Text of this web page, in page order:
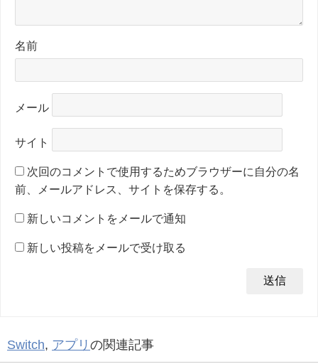
名前
メール
サイト
次回のコメントで使用するためブラウザーに自分の名
前、メールアドレス、サイトを保存する。
新しいコメントをメールで通知
新しい投稿をメールで受け取る
Switch, アプリ の関連記事